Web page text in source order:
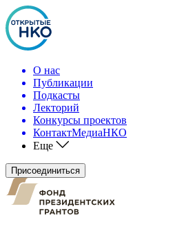
О нас
Публикации
Подкасты
Лекторий
Конкурсы проектов
КонтактМедиаНКО
Еще
Присоединиться